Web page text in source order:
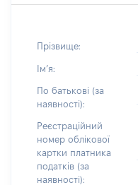
Прізвище:
Імʼя:
По батькові (за
наявності):
Реєстраційний
номер облікової
картки платника
податків (за
наявності):